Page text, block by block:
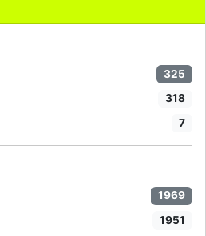
325
318
7
1969
1951